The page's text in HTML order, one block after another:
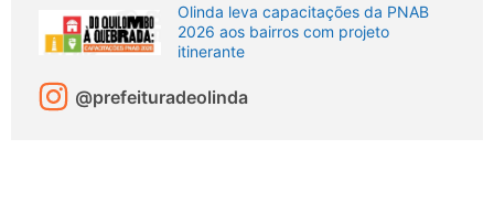
Olinda leva capacitações da PNAB
2026 aos bairros com projeto
itinerante
@prefeituradeolinda